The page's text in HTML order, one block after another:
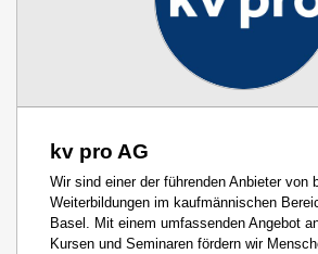
kv pro AG
Wir sind einer der führenden Anbieter von
Weiterbildungen im kaufmännischen
Basel. Mit einem umfassenden Angebot
Kursen und Seminaren fördern wir